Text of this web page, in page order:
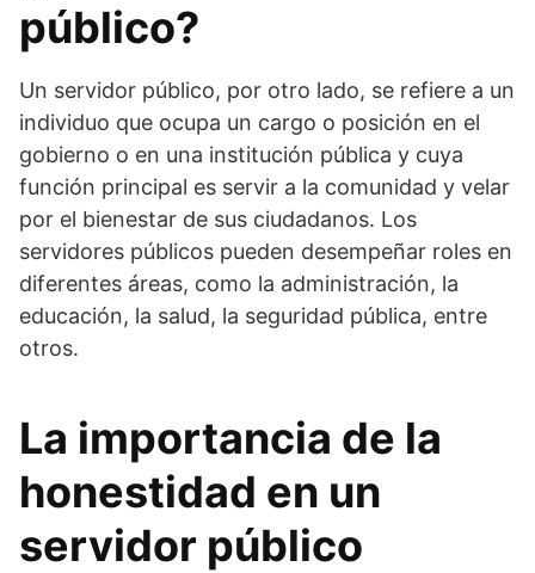
público?
Un servidor público, por otro lado, se refiere a un
individuo que ocupa un cargo o posición en el
gobierno o en una institución pública y cuya
función principal es servir a la comunidad y velar
por el bienestar de sus ciudadanos. Los
servidores públicos pueden desempeñar roles en
diferentes áreas, como la administración, la
educación, la salud, la seguridad pública, entre
otros.
La importancia de la
honestidad en un
servidor público